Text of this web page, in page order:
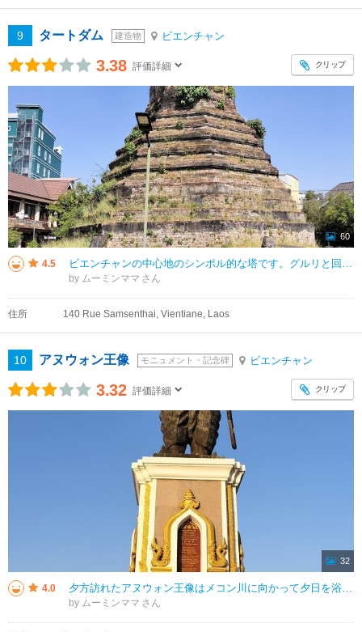
9 タートダム 建造物 ビエンチャン
3.38 評価詳細 クリップ
60
4.5 ビエンチャンの中心地のシンボル的な塔です。グルリと回れて、そこから螺旋状に道があります。近くにはタートダムの見えるステキなカフェが何件かあり、ひと息つくことができました。月曜日のせいか、観光客はほとんどいませんでした。
by ムーミンママ
住所 140 Rue Samsenthai, Vientiane, Laos
10 アヌウォン王像 モニュメント・記念碑 ビエンチャン
3.32 評価詳細 クリップ
32
4.0 夕方訪れたアヌウォン王像はメコン川に向かって夕日を浴びて凛々しく、とても素敵でした。公園になっていますが、メコン川の道路沿いすぐに王蔵はあり、道路を渡るには注意が必要です。お寺巡りのあと、平日17時過ぎでしたので、観光客も
by ムーミンママ